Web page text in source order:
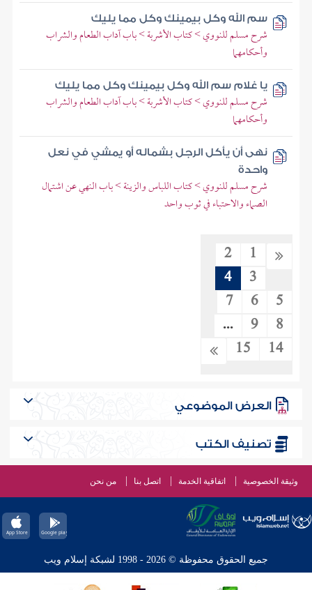
سم الله وكل بيمينك وكل مما يليك
شرح مسلم للنووي > كتاب الأشربة > باب آداب الطعام والشراب
وأحكامهما
يا غلام سم الله وكل بيمينك وكل مما يليك
شرح مسلم للنووي > كتاب الأشربة > باب آداب الطعام والشراب
وأحكامهما
نهى أن يأكل الرجل بشماله أو يمشي في نعل
واحدة
شرح مسلم للنووي > كتاب اللباس والزينة > باب النهي عن اشتمال
الصماء والاحتباء في ثوب واحد
1
2
3
4
5
6
7
8
9
...
14
15
العرض الموضوعي
تصنيف الكتب
وثيقة الخصوصية اتفاقية الخدمة اتصل بنا من نحن
جميع الحقوق محفوظة © 2026 - 1998 لشبكة إسلام ويب